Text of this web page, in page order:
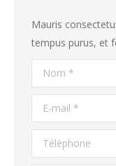
Mauris
tempus purus, et
Nom *
E-mail *
Téléphone